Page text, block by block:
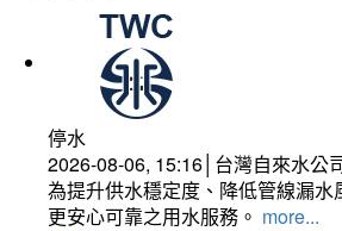
停水
2026-08-06, 15:16│台灣自來水公
為提升供水穩定度、降低管線漏
更安心可靠之用水服務。 more...